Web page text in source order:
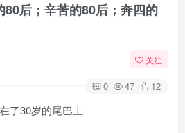
80后；辛苦的80后；奔四的
关注
0 47 12
了30岁的尾巴上